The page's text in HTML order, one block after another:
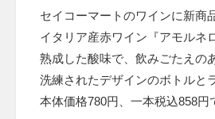
セイコーマートのワインに新商
イタリア産赤ワイン『アモルネ
熟成した酸味で、飲みごたえの
洗練されたデザインのボトルと
本体価格780円、一本税込858円